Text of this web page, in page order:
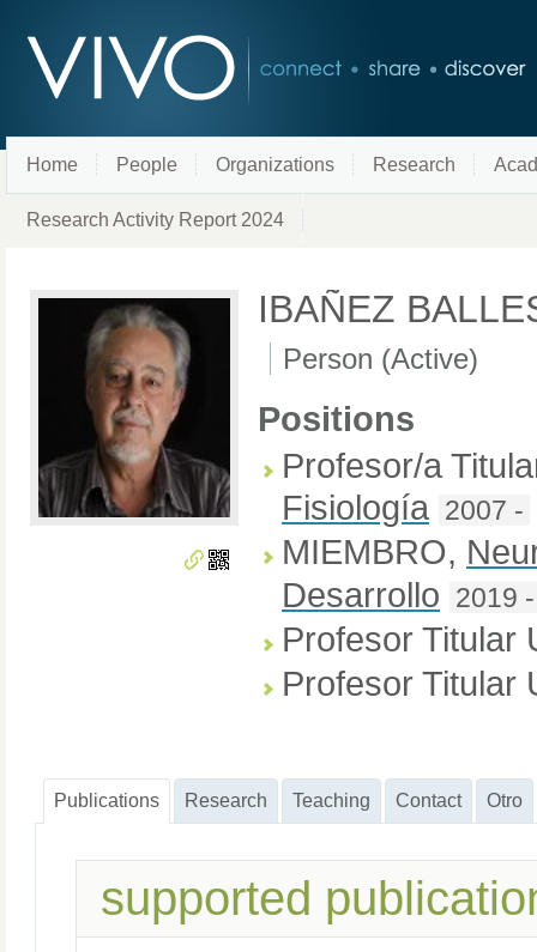
Home People Organizations Research
Research Activity Report 2024
IBAÑEZ
Person (Active)
Positions
Profesor/a
Fisiología 2007 -
MIEMBRO,
Desarrollo 2019 -
Profesor Titular
Profesor Titular
Publications Research Teaching Contact Otro
supported